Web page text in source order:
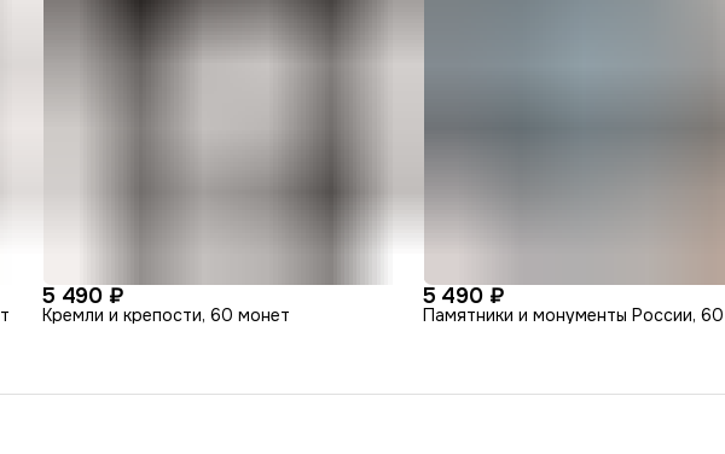
5 490 ₽
Кремли и крепости, 60 монет
5 490 ₽
Памятники и монументы России,